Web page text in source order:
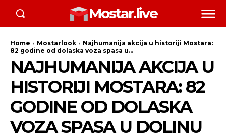
Mostar.live
Home Mostarlook
Najhumanija akcija u historiji Mostara:
82 godine od dolaska voza spasa u...
NAJHUMANIJA AKCIJA U
HISTORIJI MOSTARA: 82
GODINE OD DOLASKA
VOZA SPASA U DOLINU